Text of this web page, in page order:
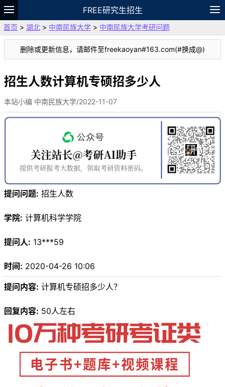
FREE研究生招生
题库
故事 专题 APP 笔记
论坛
VIP
资料
首页 > 湖北 > 中南民族大学 > 中南民族大学考研问题
删除或更新信息，请邮件至freekaoyan#163.com(#换成@)
招生人数计算机专硕招多少人
本站小编 中南民族大学/2022-11-07
提问问题: 招生人数
学院: 计算机科学学院
提问人: 13***59
时间: 2020-04-26 10:06
提问内容: 计算机专硕招多少人？
回复内容: 50人左右